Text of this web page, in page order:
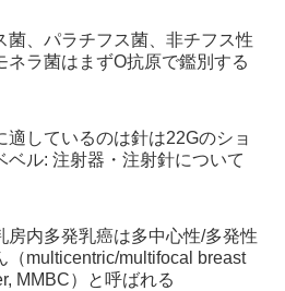
菌、パラチフス菌、非チフス性
ネラ菌はまずO抗原で鑑別する
適しているのは針は22Gのショ
ベル: 注射器・注射針について
房内多発乳癌は多中心性/多発性
（multicentric/multifocal breast
MMBC）と呼ばれる